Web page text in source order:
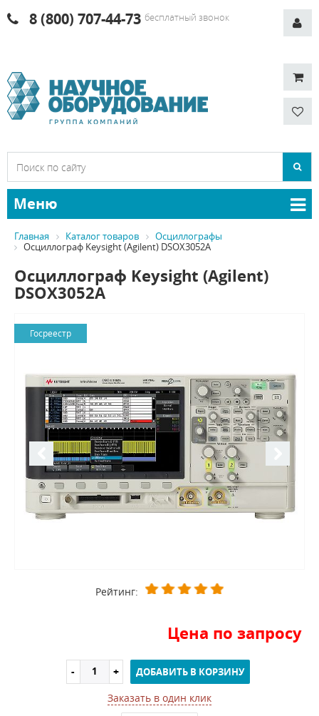
8 (800) 707-44-73 бесплатный звонок
Меню
Главная Каталог товаров
Осциллографы
Осциллограф Keysight (Agilent) DSOX3052A
Осциллограф Keysight (Agilent)
DSOX3052A
Госреестр
Рейтинг:
Цена по запросу
ДОБАВИТЬ В КОРЗИНУ
Заказать в один клик